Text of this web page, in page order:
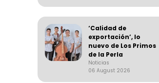
‘Calidad de
exportación’, lo
nuevo de Los Primos
de la Perla
Noticias
06 August 2026